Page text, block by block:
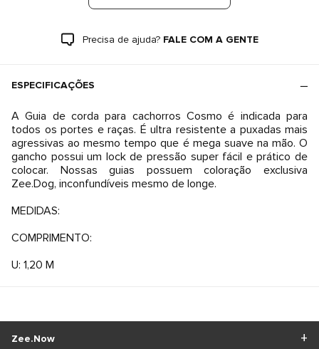
Precisa de ajuda? FALE COM A GENTE
ESPECIFICAÇÕES
A Guia de corda para cachorros Cosmo é indicada para
todos os portes e raças. É ultra resistente a puxadas mais
agressivas ao mesmo tempo que é mega suave na mão. O
gancho possui um lock de pressão super fácil e prático de
colocar. Nossas guias possuem coloração exclusiva
Zee.Dog, inconfundíveis mesmo de longe.
MEDIDAS:
COMPRIMENTO:
U: 1,20 M
Zee.Now